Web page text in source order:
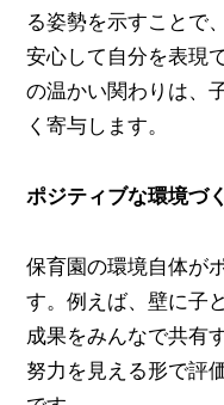
る姿勢を示すことで
安心して自分を表現
の温かい関わりは、
く寄与します。
ポジティブな環境づ
保育園の環境自体が
す。例えば、壁に子
成果をみんなで共有
努力を見える形で評